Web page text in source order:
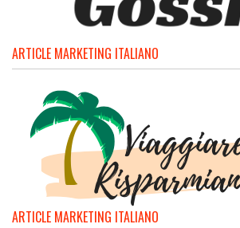
ARTICLE MARKETING ITALIANO
ARTICLE MARKETING ITALIANO